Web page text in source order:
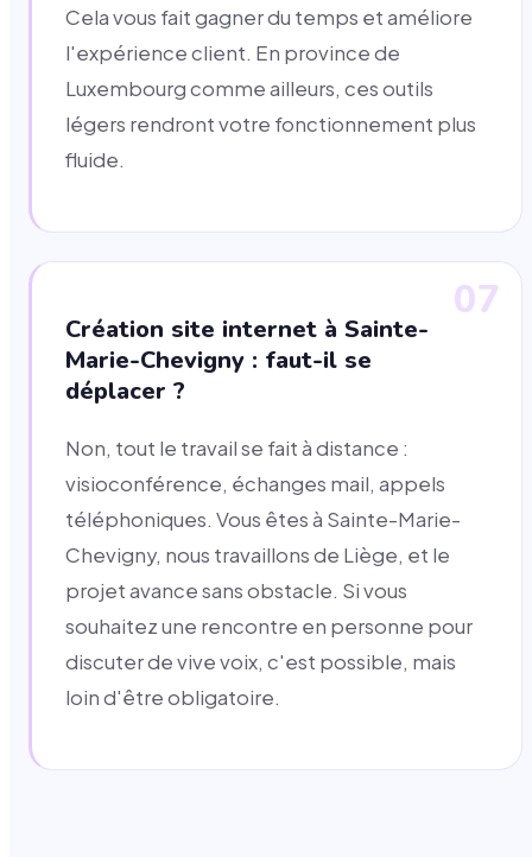
Cela vous fait gagner du temps et améliore
l'expérience client. En province de
Luxembourg comme ailleurs, ces outils
légers rendront votre fonctionnement plus
fluide.
07
Création site internet à Sainte-
Marie-Chevigny : faut-il se
déplacer ?
Non, tout le travail se fait à distance :
visioconférence, échanges mail, appels
téléphoniques. Vous êtes à Sainte-Marie-
Chevigny, nous travaillons de Liège, et le
projet avance sans obstacle. Si vous
souhaitez une rencontre en personne pour
discuter de vive voix, c'est possible, mais
loin d'être obligatoire.